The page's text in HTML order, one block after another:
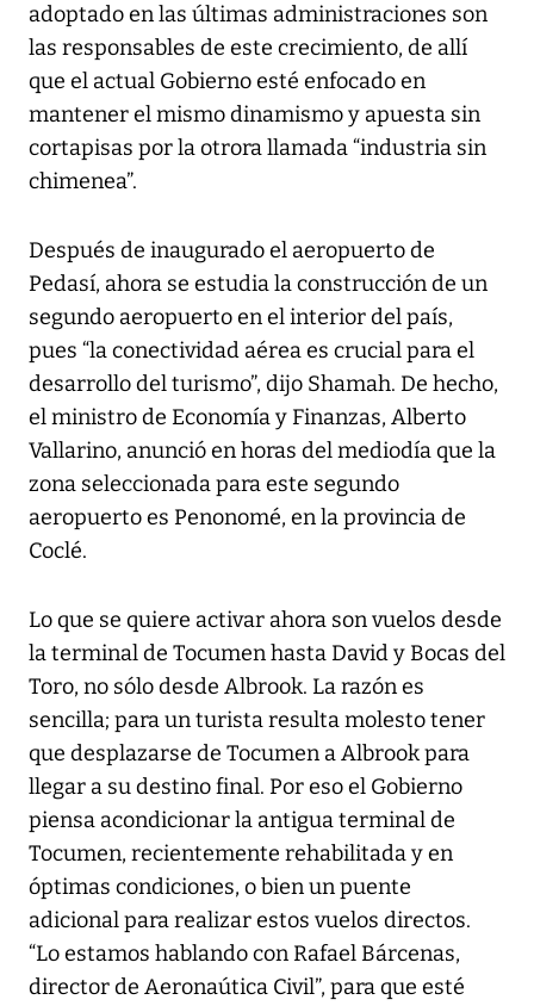
adoptado en las últimas administraciones son
las responsables de este crecimiento, de allí
que el actual Gobierno esté enfocado en
mantener el mismo dinamismo y apuesta sin
cortapisas por la otrora llamada “industria sin
chimenea”.
Después de inaugurado el aeropuerto de
Pedasí, ahora se estudia la construcción de un
segundo aeropuerto en el interior del país,
pues “la conectividad aérea es crucial para el
desarrollo del turismo”, dijo Shamah. De hecho,
el ministro de Economía y Finanzas, Alberto
Vallarino, anunció en horas del mediodía que la
zona seleccionada para este segundo
aeropuerto es Penonomé, en la provincia de
Coclé.
Lo que se quiere activar ahora son vuelos desde
la terminal de Tocumen hasta David y Bocas del
Toro, no sólo desde Albrook. La razón es
sencilla; para un turista resulta molesto tener
que desplazarse de Tocumen a Albrook para
llegar a su destino final. Por eso el Gobierno
piensa acondicionar la antigua terminal de
Tocumen, recientemente rehabilitada y en
óptimas condiciones, o bien un puente
adicional para realizar estos vuelos directos.
“Lo estamos hablando con Rafael Bárcenas,
director de Aeronaútica Civil”, para que esté